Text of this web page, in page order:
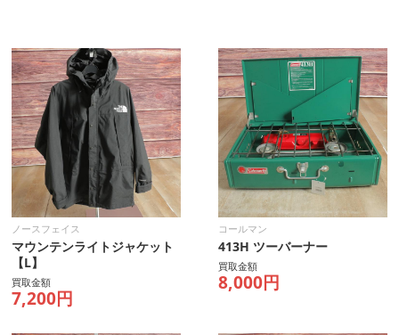
ノースフェイス
マウンテンライトジャケット
【L】
買取金額
7,200円
コールマン
413H ツーバーナー
買取金額
8,000円